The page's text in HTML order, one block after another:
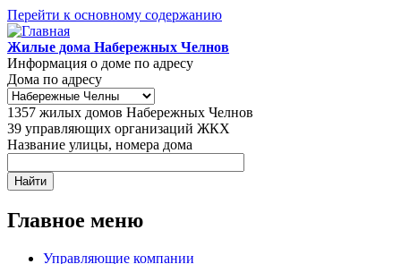
Перейти к основному содержанию
Жилые дома Набережных Челнов
Информация о доме по адресу
Дома по адресу
1357 жилых домов Набережных Челнов
39 управляющих организаций ЖКХ
Название улицы, номера дома
Главное меню
Управляющие компании